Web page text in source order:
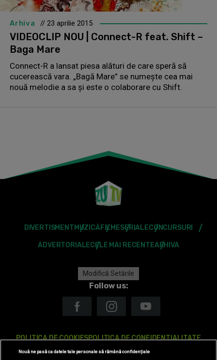
Arhiva // 23 aprilie 2015
VIDEOCLIP NOU | Connect-R feat. Shift –
Baga Mare
Connect-R a lansat piesa alături de care speră să
cucerească vara. „Bagă Mare” se numeşte cea mai
nouă melodie a sa şi este o colaborare cu Shift.
DIVERTISMENT MUZICĂFILMESERIALECONCURSURI
ADVERTORIALECELE MAI RECENTEARHIVA
Modifică Setările
Follow us:
POLITICA DE COOKIESPOLITICA DE CONFIDENTIALITATE
ANTENA TV GROUP S.A. – DATE COMPANIE
Nouă ne pasă ca datele tale personale să rămână confidențiale